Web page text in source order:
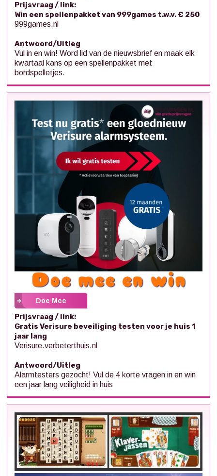
Prijsvraag / link:
Win een spellenpakket van 999games t.w.v. € 250
999games.nl
Antwoord/Uitleg
Vul in en win! Word lid van de nieuwsbrief en maak elk
kwartaal kans op een spellenpakket met
bordspelletjes.
Doe Mee
Prijsvraag / link:
Gratis Verisure beveiliging testen voor je huis 1
jaar lang
Verisure.verbeterthuis.nl
Antwoord/Uitleg
Alarmtesters gezocht! Vul de 4 korte vragen in en win
een jaar lang veiligheid in huis